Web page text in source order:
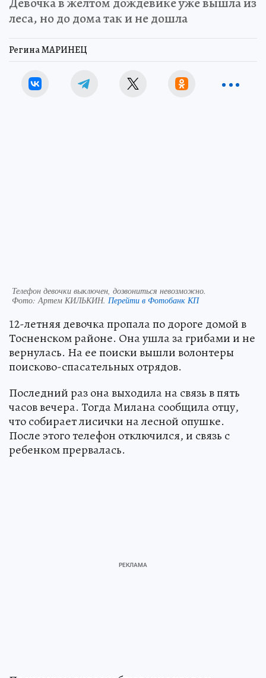
леса, но до дома так и не дошла
Регина МАРИНЕЦ
Телефон девочки выключен, дозвониться невозможно.
Фото: Артем КИЛЬКИН. Перейти в Фотобанк КП
12-летняя девочка пропала по дороге домой в
Тосненском районе. Она ушла за грибами и не
вернулась. На ее поиски вышли волонтеры
поисково-спасательных отрядов.
Последний раз она выходила на связь в пять
часов вечера. Тогда Милана сообщила отцу,
что собирает лисички на лесной опушке.
После этого телефон отключился, и связь с
ребенком прервалась.